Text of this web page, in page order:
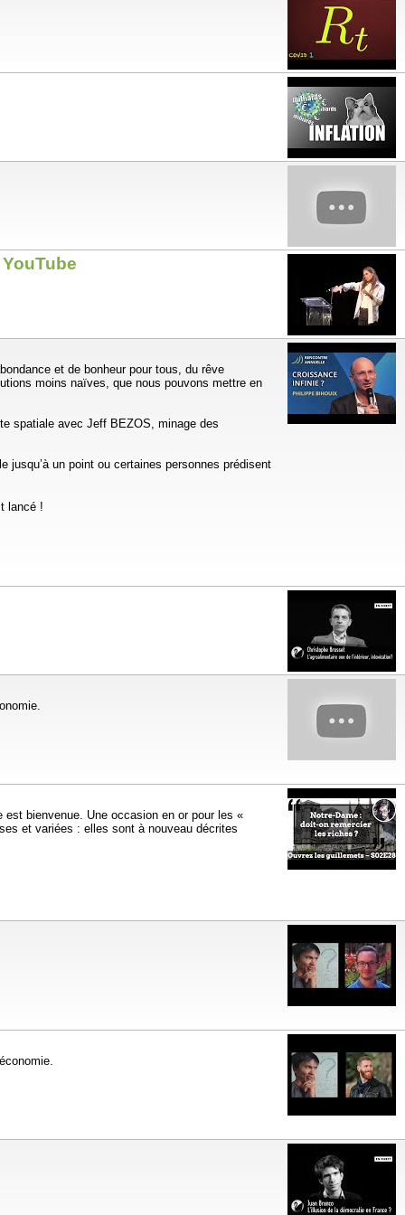
et de bonheur pour tous, du rêve
moins naïves, que nous pouvons mettre en
spatiale avec Jeff BEZOS, minage des
un point ou certaines personnes prédisent
lancé !
bienvenue. Une occasion en or pour les «
et variées : elles sont à nouveau décrites